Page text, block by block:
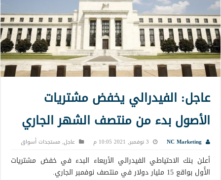
عاجل: الفيدرالي يخفض مشتريات
الأصول بدء من منتصف الشهر الجاري
NC Marketing 3 نوفمبر, 2021 10:05 م عاجل,مستجدات أسواق
أعلن بنك الاحتياطي الفيدرالي الأربعاء البدء في خفض مشتريات
الأًول بواقع 15 مليار دولار في منتصف نوفمبر الجاري.